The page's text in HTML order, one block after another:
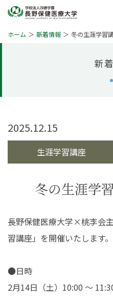
資料請求
キャンパスラ
就職・資格
学生支援
受験生サイト
在学生の皆さんへ
保護者の皆さまへ
ホーム 新着情報 冬の生涯学習
新
2025.12.15
生涯学習講座
冬の生涯学
長野保健医療大学×桃李会
習講座」を開催いたします。
●日時
2月14日（土）10:00 ～